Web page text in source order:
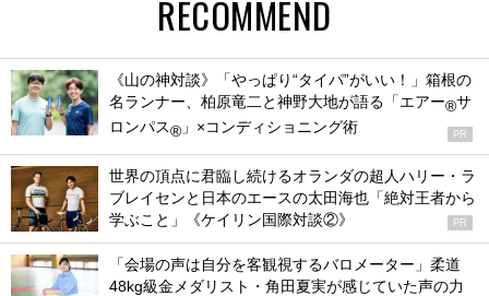
RECOMMEND
《山の神対談》「やっぱり“タイパ”がいい！」箱根の
名ランナー、柏原竜二と神野大地が語る「エアー®サ
ロンパス® 」×コンディショニング術 PR
世界の頂点に君臨し続けるオランダの超人ハリー・ラ
ブレイセンと日本のエースの太田海也「絶対王者から
学ぶこと」《ケイリン国際対談②》
PR
「会場の声は自分を客観視するバロメーター」柔道
48kg級金メダリスト・角田夏実が感じていた声の力